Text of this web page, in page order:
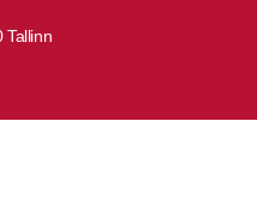
Tallinn